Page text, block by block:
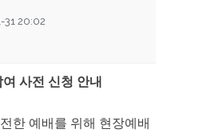
31 20:02
사전 신청 안내
한 예배를 위해 현장예배